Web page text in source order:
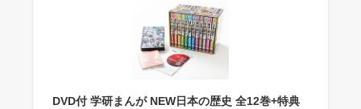
DVD付 学研まんが NEW日本の歴史 全12巻+特典